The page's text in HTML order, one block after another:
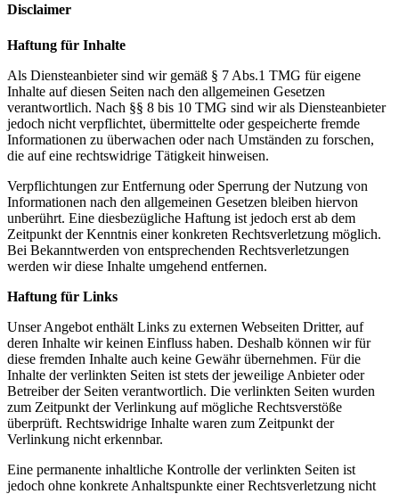
Disclaimer
Haftung für Inhalte
Als Diensteanbieter sind wir gemäß § 7 Abs.1 TMG für eigene
Inhalte auf diesen Seiten nach den allgemeinen Gesetzen
verantwortlich. Nach §§ 8 bis 10 TMG sind wir als Diensteanbieter
jedoch nicht verpflichtet, übermittelte oder gespeicherte fremde
Informationen zu überwachen oder nach Umständen zu forschen,
die auf eine rechtswidrige Tätigkeit hinweisen.
Verpflichtungen zur Entfernung oder Sperrung der Nutzung von
Informationen nach den allgemeinen Gesetzen bleiben hiervon
unberührt. Eine diesbezügliche Haftung ist jedoch erst ab dem
Zeitpunkt der Kenntnis einer konkreten Rechtsverletzung möglich.
Bei Bekanntwerden von entsprechenden Rechtsverletzungen
werden wir diese Inhalte umgehend entfernen.
Haftung für Links
Unser Angebot enthält Links zu externen Webseiten Dritter, auf
deren Inhalte wir keinen Einfluss haben. Deshalb können wir für
diese fremden Inhalte auch keine Gewähr übernehmen. Für die
Inhalte der verlinkten Seiten ist stets der jeweilige Anbieter oder
Betreiber der Seiten verantwortlich. Die verlinkten Seiten wurden
zum Zeitpunkt der Verlinkung auf mögliche Rechtsverstöße
überprüft. Rechtswidrige Inhalte waren zum Zeitpunkt der
Verlinkung nicht erkennbar.
Eine permanente inhaltliche Kontrolle der verlinkten Seiten ist
jedoch ohne konkrete Anhaltspunkte einer Rechtsverletzung nicht